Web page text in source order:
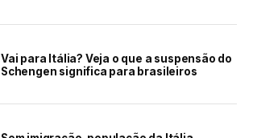
Vai para Itália? Veja o que a suspensão do
Schengen significa para brasileiros